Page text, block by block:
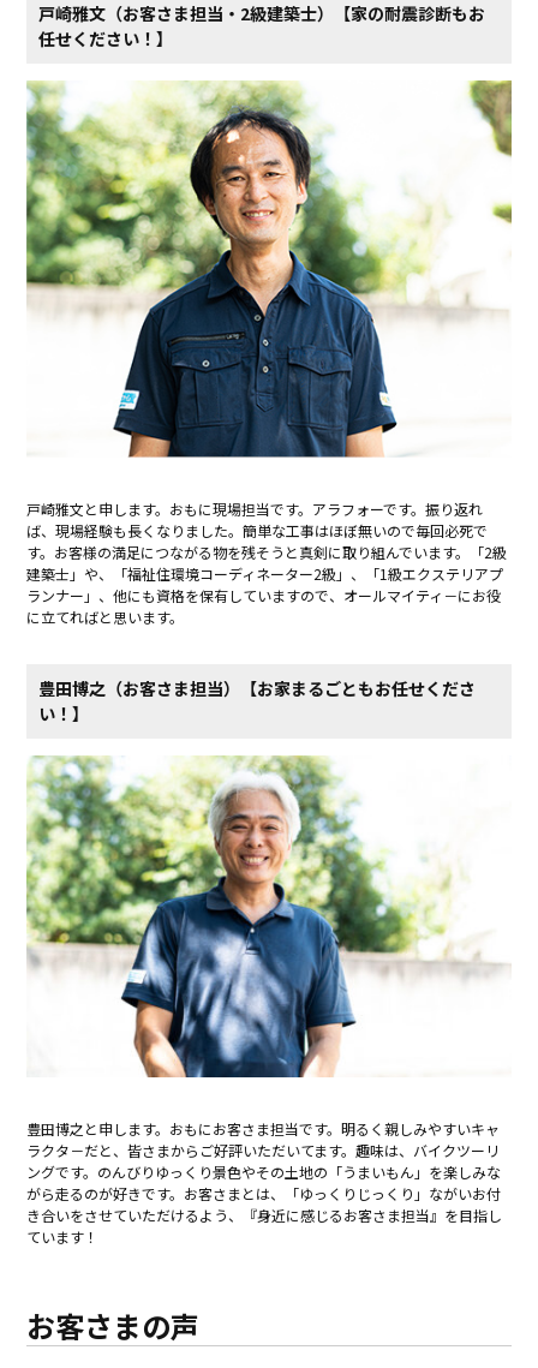
戸崎雅文（お客さま担当・2級建築士）【家の耐震診断も​お
任せください！】
戸崎雅文と申します。おもに現場担当です。アラフォーです。振り返れ
ば、現場経験も長くなりました。簡単な工事はほぼ無いので毎回必死で
す。お客様の満足につながる物を残そうと真剣に取り組んでいます。「2級
建築士」や、「福祉住環境コーディネーター2級」、「1級エクステリアプ
ランナー」、他にも資格を保有していますので、オールマイティ－にお役
に立てればと思います。
豊田博之（お客さま担当）【お家まるごとも​お任せくださ
い！】
豊田博之と申します。おもにお客さま担当です。明るく親しみやすいキャ
ラクタ－だと、皆さまからご好評いただいてます。趣味は、バイクツーリ
ングです。のんびりゆっくり景色やその土地の「うまいもん」を楽しみな
がら走るのが好きです。お客さまとは、「ゆっくりじっくり」ながいお付
き合いをさせていただけるよう、『身近に感じるお客さま担当』を目指し
ています！
お客さまの声